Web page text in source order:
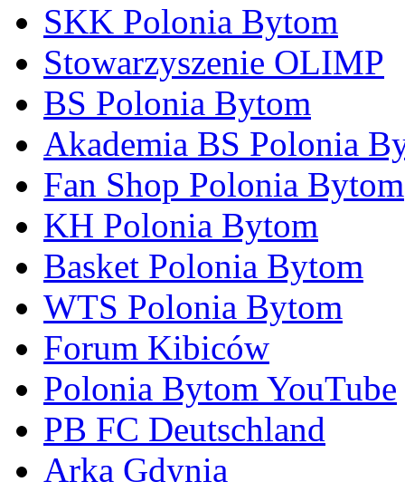
SKK Polonia Bytom
Stowarzyszenie OLIMP
BS Polonia Bytom
Akademia BS Polonia
Fan Shop Polonia Bytom
KH Polonia Bytom
Basket Polonia Bytom
WTS Polonia Bytom
Forum Kibiców
Polonia Bytom YouTube
PB FC Deutschland
Arka Gdynia